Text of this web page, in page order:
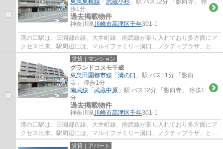
東急東横線 「 武蔵小杉 」駅 バス12分 「影向寺」 停
歩1分
過去掲載物件
神奈川県川崎市高津区千年301-1
溝の口駅は、田園都市線、大井町線、南武線が乗り入れており多方面にア
クセス出来、駅周辺には、マルイファミリー溝口、ノクティプラザ、とい
ったデパートやレストラン街、イトーヨー...
賃貸｜マンション
グランドコスモ千歳
東急田園都市線 「 溝の口 」駅 バス11分 「影向
寺」 停歩1分
南武線 「 武蔵中原 」駅 バス12分 「影向寺」 停歩1
分
過去掲載物件
神奈川県川崎市高津区千年301-1
溝の口駅は、田園都市線、大井町線、南武線が乗り入れており多方面にア
クセス出来、駅周辺には、マルイファミリー溝口、ノクティプラザ、とい
ったデパートやレストラン街、イトーヨー...
賃貸｜アパート